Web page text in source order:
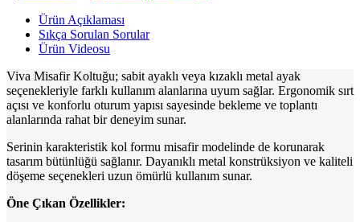
Ürün Açıklaması
Sıkça Sorulan Sorular
Ürün Videosu
Viva Misafir Koltuğu; sabit ayaklı veya kızaklı metal ayak
seçenekleriyle farklı kullanım alanlarına uyum sağlar. Ergonomik sırt
açısı ve konforlu oturum yapısı sayesinde bekleme ve toplantı
alanlarında rahat bir deneyim sunar.
Serinin karakteristik kol formu misafir modelinde de korunarak
tasarım bütünlüğü sağlanır. Dayanıklı metal konstrüksiyon ve kaliteli
döşeme seçenekleri uzun ömürlü kullanım sunar.
Öne Çıkan Özellikler: